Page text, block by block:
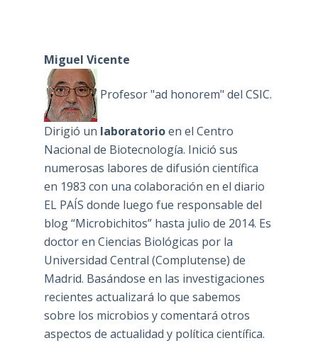
Miguel Vicente
Profesor "ad honorem" del CSIC.
Dirigió un laboratorioen el Centro
Nacional de Biotecnología. Inició sus
numerosas labores de difusión científica
en 1983 con una colaboración en el diario
EL PAÍS donde luego fue responsable del
blog “Microbichitos” hasta julio de 2014. Es
doctor en Ciencias Biológicas por la
Universidad Central (Complutense) de
Madrid. Basándose en las investigaciones
recientes actualizará lo que sabemos
sobre los microbios y comentará otros
aspectos de actualidad y política científica.